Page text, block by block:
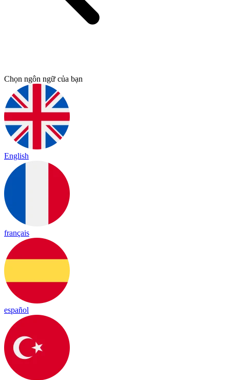
Chọn ngôn ngữ của bạn
English
français
español